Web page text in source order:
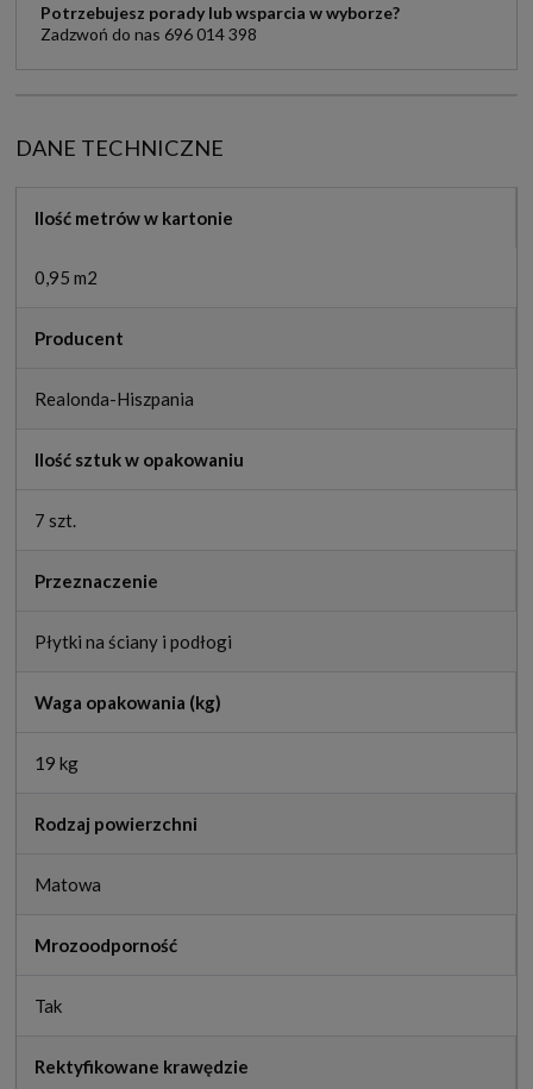
Potrzebujesz porady lub wsparcia w wyborze?
Zadzwoń do nas 696 014 398
DANE TECHNICZNE
Ilość metrów w kartonie
0,95 m2
Producent
Realonda-Hiszpania
Ilość sztuk w opakowaniu
7 szt.
Przeznaczenie
Płytki na ściany i podłogi
Waga opakowania (kg)
19 kg
Rodzaj powierzchni
Matowa
Mrozoodporność
Tak
Rektyfikowane krawędzie